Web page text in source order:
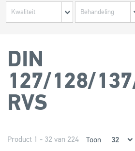
DIN
127/128/
RVS
Product 1 - 32 van 224 Toon